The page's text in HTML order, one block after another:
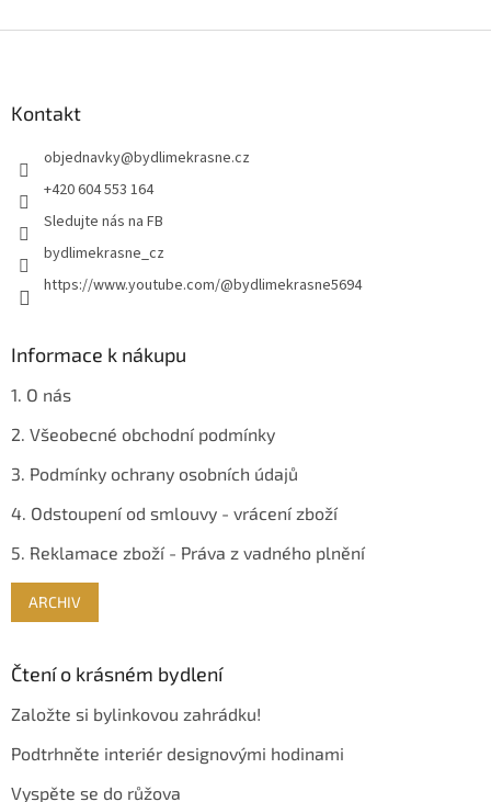
Kontakt
objednavky@bydlimekrasne.cz
+420 604 553 164
Sledujte nás na FB
bydlimekrasne_cz
https://www.youtube.com/@bydlimekrasne5694
Informace k nákupu
1. O nás
2. Všeobecné obchodní podmínky
3. Podmínky ochrany osobních údajů
4. Odstoupení od smlouvy - vrácení zboží
5. Reklamace zboží - Práva z vadného plnění
ARCHIV
Čtení o krásném bydlení
Založte si bylinkovou zahrádku!
Podtrhněte interiér designovými hodinami
Vyspěte se do růžova